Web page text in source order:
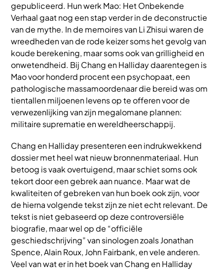
gepubliceerd. Hun werk Mao: Het Onbekende
Verhaal gaat nog een stap verder in de deconstructie
van de mythe. In de memoires van Li Zhisui waren de
wreedheden van de rode keizer soms het gevolg van
koude berekening, maar soms ook van grilligheid en
onwetendheid. Bij Chang en Halliday daarentegen is
Mao voor honderd procent een psychopaat, een
pathologische massamoordenaar die bereid was om
tientallen miljoenen levens op te offeren voor de
verwezenlijking van zijn megalomane plannen:
militaire suprematie en wereldheerschappij.
Chang en Halliday presenteren een indrukwekkend
dossier met heel wat nieuw bronnenmateriaal. Hun
betoog is vaak overtuigend, maar schiet soms ook
tekort door een gebrek aan nuance. Maar wat de
kwaliteiten of gebreken van hun boek ook zijn, voor
de hierna volgende tekst zijn ze niet echt relevant. De
tekst is niet gebaseerd op deze controversiële
biografie, maar wel op de “officiële
geschiedschrijving” van sinologen zoals Jonathan
Spence, Alain Roux, John Fairbank, en vele anderen.
Veel van wat er in het boek van Chang en Halliday